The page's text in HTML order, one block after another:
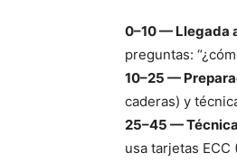
0–10 — Llegada
preguntas:
10–25 —
caderas) y
25–45 —
usa tarjetas